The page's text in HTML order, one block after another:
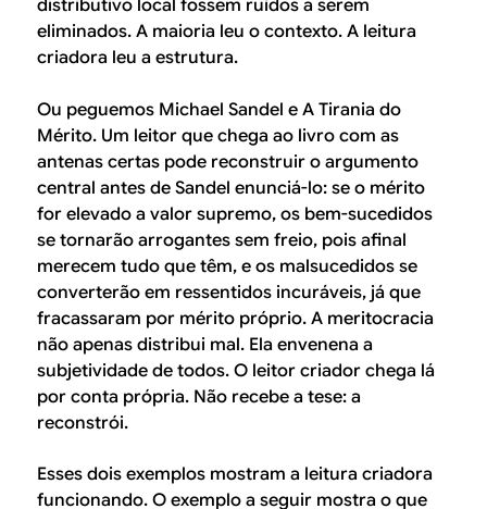
distributivo local fossem ruídos a serem
eliminados. A maioria leu o contexto. A leitura
criadora leu a estrutura.
Ou peguemos Michael Sandel e A Tirania do
Mérito. Um leitor que chega ao livro com as
antenas certas pode reconstruir o argumento
central antes de Sandel enunciá-lo: se o mérito
for elevado a valor supremo, os bem-sucedidos
se tornarão arrogantes sem freio, pois afinal
merecem tudo que têm, e os malsucedidos se
converterão em ressentidos incuráveis, já que
fracassaram por mérito próprio. A meritocracia
não apenas distribui mal. Ela envenena a
subjetividade de todos. O leitor criador chega lá
por conta própria. Não recebe a tese: a
reconstrói.
Esses dois exemplos mostram a leitura criadora
funcionando. O exemplo a seguir mostra o que